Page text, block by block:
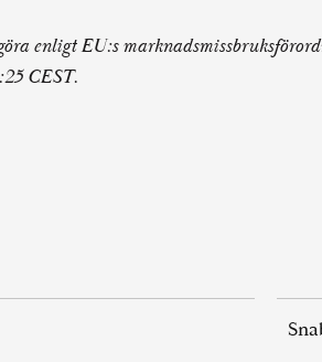
enligt EU:s
CEST.